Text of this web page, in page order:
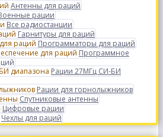
Антенны для раций
рации
Все радиостанции
Гарнитуры для раций
Программаторы для раций
Программное
Рации 27МГц СИ-БИ
Рации для горнолыжников
Спутниковые антенны
Цифровые рации
Чехлы для раций